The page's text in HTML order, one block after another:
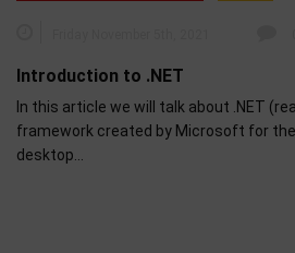
Introduction to .NET
In this article we will talk about .NET
framework created by Microsoft for
desktop…